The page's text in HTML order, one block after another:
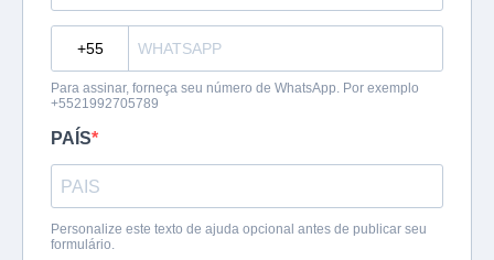
Para assinar, forneça seu número de WhatsApp. Por exemplo
+5521992705789
PAÍS
Personalize este texto de ajuda opcional antes de publicar seu
formulário.